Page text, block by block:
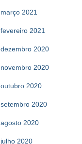
março 2021
fevereiro 2021
dezembro 2020
novembro 2020
outubro 2020
setembro 2020
agosto 2020
julho 2020